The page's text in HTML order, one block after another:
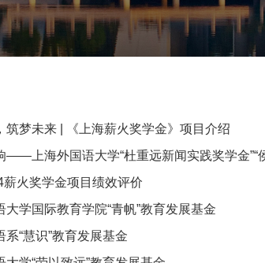
筑梦未来 | 《上海薪火奖学金》项目介绍
——上海外国语大学“杜重远新闻实践奖学金”“
薪火奖学金项目绩效评价
大学国际教育学院“青帆”教育发展基金
系“慧识”教育发展基金